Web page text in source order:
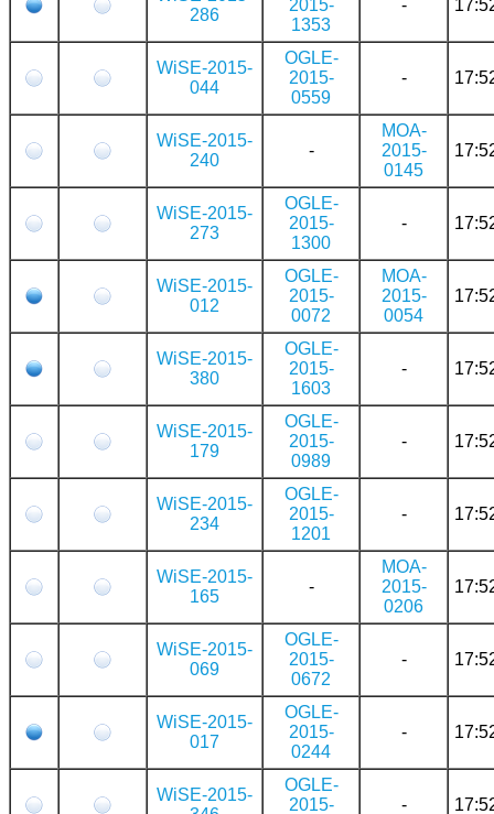
286
2015-
1353
-
WiSE-2015-
044
OGLE-
2015-
0559
-
WiSE-2015-
240
-
MOA-
2015-
0145
WiSE-2015-
273
OGLE-
2015-
1300
-
WiSE-2015-
012
OGLE-
2015-
0072
MOA-
2015-
0054
WiSE-2015-
380
OGLE-
2015-
1603
-
WiSE-2015-
179
OGLE-
2015-
0989
-
WiSE-2015-
234
OGLE-
2015-
1201
-
WiSE-2015-
165
-
MOA-
2015-
0206
WiSE-2015-
069
OGLE-
2015-
0672
-
WiSE-2015-
017
OGLE-
2015-
0244
-
WiSE-2015-
OGLE-
2015-
-